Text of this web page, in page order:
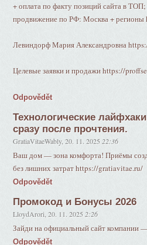
+ оплата по факту позиций сайта в
продвижение по РФ: Москва +
Левиндорф Мария Александровна
Целевые заявки и продажи https://
Odpovědět
Технологические
сразу после прочтения.
GratiaVitaeWably,20. 11. 2025 22:36
Ваш дом — зона комфорта! Приёмы
без лишних затрат https://gratiavitae.ru/
Odpovědět
Промокод и Бонусы 2026
LloydArori ,20. 11. 2025 2:26
Зайди на официальный сайт компании
Odpovědět